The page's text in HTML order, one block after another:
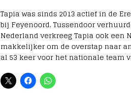
Tapia was sinds 2013 actief in de
bij Feyenoord. Tussendoor
Nederland verkreeg Tapia ook een
makkelijker om de overstap naar
al 53 keer voor het nationale team